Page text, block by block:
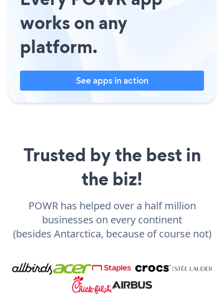
works on any
platform.
See apps in action
Trusted by the best in
the biz!
POWR has helped over a half million
businesses on every continent
(besides Antarctica, because of course not)